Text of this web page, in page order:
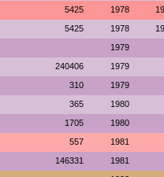
5425 1978
5425 1978
1979
240406 1979
310 1979
365 1980
1705 1980
557 1981
146331 1981